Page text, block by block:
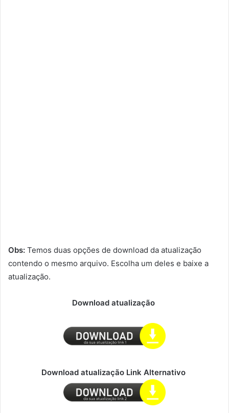
Obs: Temos duas opções de download da atualização
contendo o mesmo arquivo. Escolha um deles e baixe a
atualização.
Download atualização
Download atualização Link Alternativo